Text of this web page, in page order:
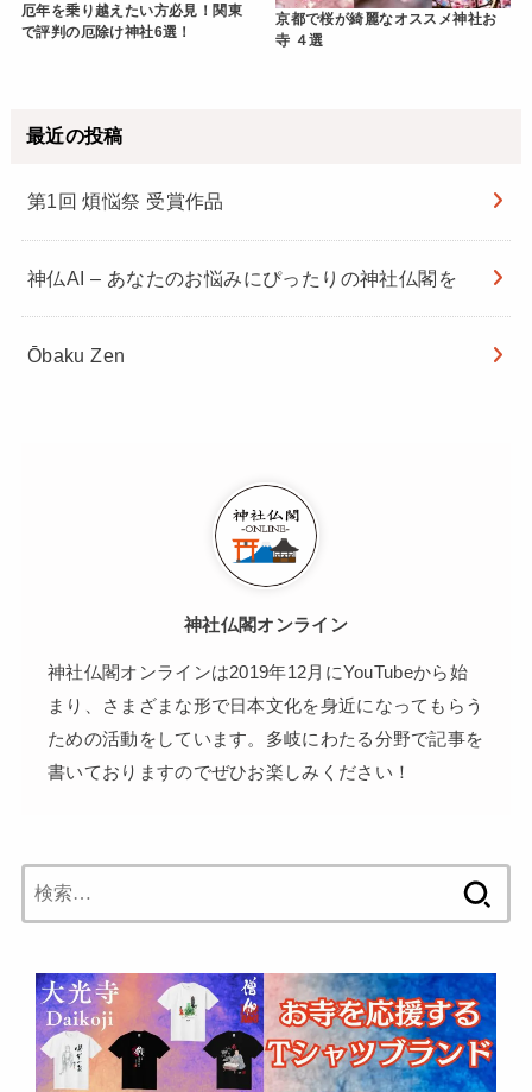
厄年を乗り越えたい方必見！関東
で評判の厄除け神社6選！
京都で桜が綺麗なオススメ神社お
寺 ４選
最近の投稿
第1回 煩悩祭 受賞作品
神仏AI – あなたのお悩みにぴったりの神社仏閣を
Ōbaku Zen
神社仏閣オンライン
神社仏閣オンラインは2019年12月にYouTubeから始
まり、さまざまな形で日本文化を身近になってもらう
ための活動をしています。多岐にわたる分野で記事を
書いておりますのでぜひお楽しみください！
索: